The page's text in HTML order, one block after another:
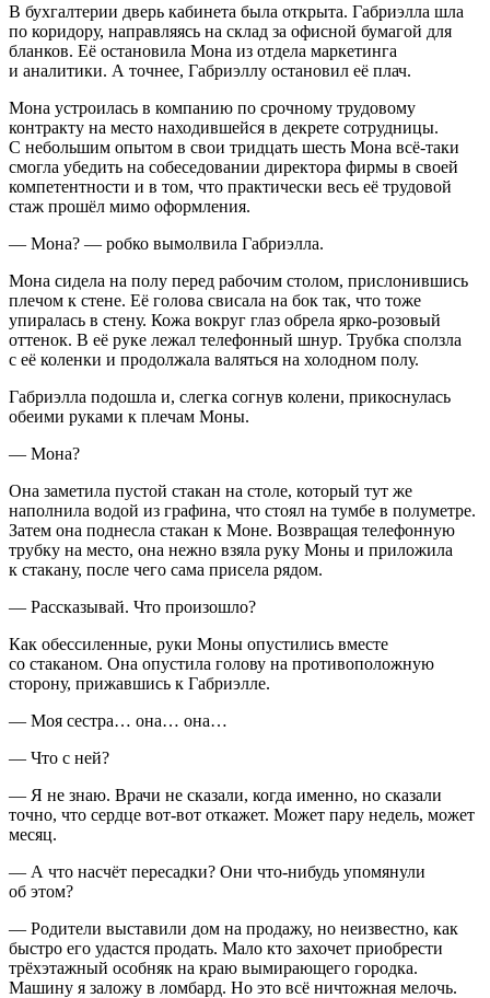
В бухгалтерии дверь кабинета была открыта. Габриэлла шла
по коридору, направляясь на склад за офисной бумагой для
бланков. Её остановила Мона из отдела маркетинга
и аналитики. А точнее, Габриэллу остановил её плач.
Мона устроилась в компанию по срочному трудовому
контракту на место находившейся в декрете сотрудницы.
С небольшим опытом в свои тридцать шесть Мона всё-таки
смогла убедить на собеседовании директора фирмы в своей
компетентности и в том, что практически весь её трудовой
стаж прошёл мимо оформления.
— Мона? — робко вымолвила Габриэлла.
Мона сидела на полу перед рабочим столом, прислонившись
плечом к стене. Её голова свисала на бок так, что тоже
упиралась в стену. Кожа вокруг глаз обрела ярко-розовый
оттенок. В её руке лежал телефонный шнур. Трубка сползла
с её коленки и продолжала валяться на холодном полу.
Габриэлла подошла и, слегка согнув колени, прикоснулась
обеими руками к плечам Моны.
— Мона?
Она заметила пустой стакан на столе, который тут же
наполнила водой из графина, что стоял на тумбе в полуметре.
Затем она поднесла стакан к Моне. Возвращая телефонную
трубку на место, она нежно взяла руку Моны и приложила
к стакану, после чего сама присела рядом.
— Рассказывай. Что произошло?
Как обессиленные, руки Моны опустились вместе
со стаканом. Она опустила голову на противоположную
сторону, прижавшись к Габриэлле.
— Моя сестра… она… она…
— Что с ней?
— Я не знаю. Врачи не сказали, когда именно, но сказали
точно, что сердце вот-вот откажет. Может пару недель, может
месяц.
— А что насчёт пересадки? Они что-нибудь упомянули
об этом?
— Родители выставили дом на продажу, но неизвестно, как
быстро его удастся продать. Мало кто захочет приобрести
трёхэтажный особняк на краю вымирающего городка.
Машину я заложу в ломбард. Но это всё ничтожная мелочь.